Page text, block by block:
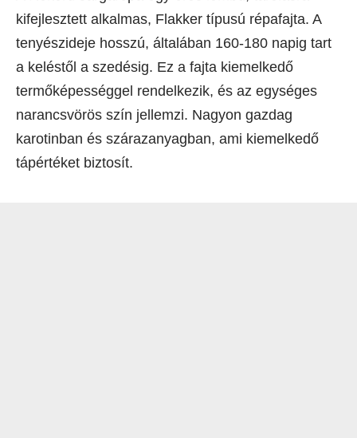
kifejlesztett alkalmas, Flakker típusú répafajta. A
tenyészideje hosszú, általában 160-180 napig tart
a keléstől a szedésig. Ez a fajta kiemelkedő
termőképességgel rendelkezik, és az egységes
narancsvörös szín jellemzi. Nagyon gazdag
karotinban és szárazanyagban, ami kiemelkedő
tápértéket biztosít.